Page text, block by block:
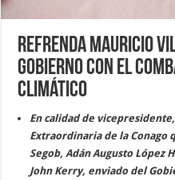
Refrenda Mauricio
Gobierno con el
climático
En calidad de
Extraordinaria de la Conago
Segob, Adán Augusto López
John Kerry, enviado del